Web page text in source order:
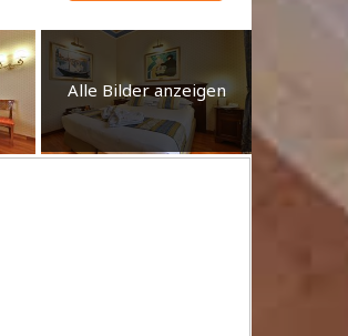
Alle Bilder anzeigen